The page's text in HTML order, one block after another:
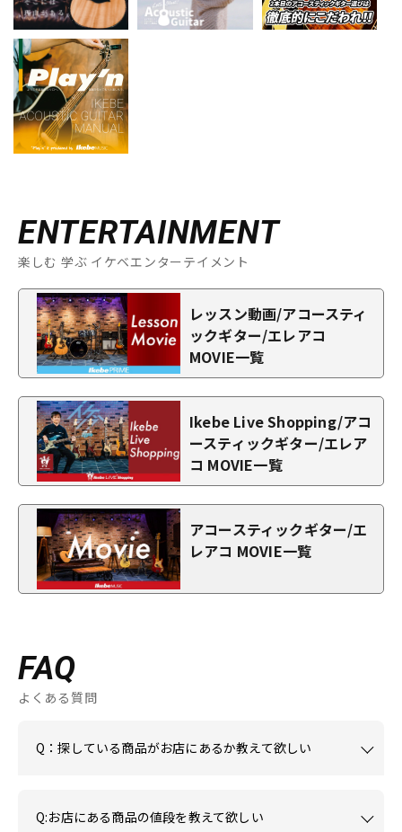
ENTERTAINMENT
楽しむ 学ぶ イケベエンターテイメント
レッスン動画/アコースティ
ックギター/エレアコ
MOVIE一覧
Ikebe Live Shopping/アコ
ースティックギター/エレア
コ MOVIE一覧
アコースティックギター/エ
レアコ MOVIE一覧
FAQ
よくある質問
Q：探している商品がお店にあるか教えて欲しい
Q:お店にある商品の値段を教えて欲しい